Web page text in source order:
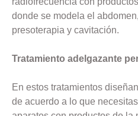
donde se modela el
presoterapia y cavitación.
Tratamiento adelgazante
En estos tratamientos
de acuerdo a lo que